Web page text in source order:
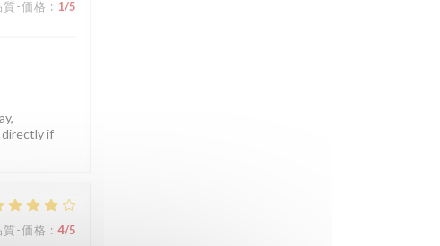
質-価格 : 1/5
directly if
質-価格 : 4/5